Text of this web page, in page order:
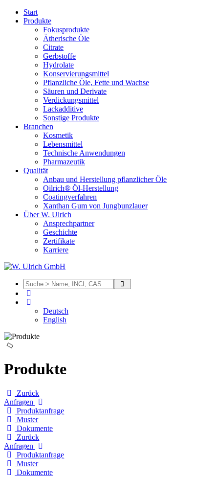
Start
Produkte
Fokusprodukte
Ätherische Öle
Citrate
Gerbstoffe
Hydrolate
Konservierungsmittel
Pflanzliche Öle, Fette und Wachse
Säuren und Derivate
Verdickungsmittel
Lackadditive
Sonstige Produkte
Branchen
Kosmetik
Lebensmittel
Technische Anwendungen
Pharmazeutik
Qualität
Anbau und Herstellung pflanzlicher Öle
Oilrich® Öl-Herstellung
Coatingverfahren
Xanthan Gum von Jungbunzlauer
Über W. Ulrich
Ansprechpartner
Geschichte
Zertifikate
Karriere
Deutsch
English
Produkte
Zurück
Anfragen
Produktanfrage
Muster
Dokumente
Zurück
Anfragen
Produktanfrage
Muster
Dokumente